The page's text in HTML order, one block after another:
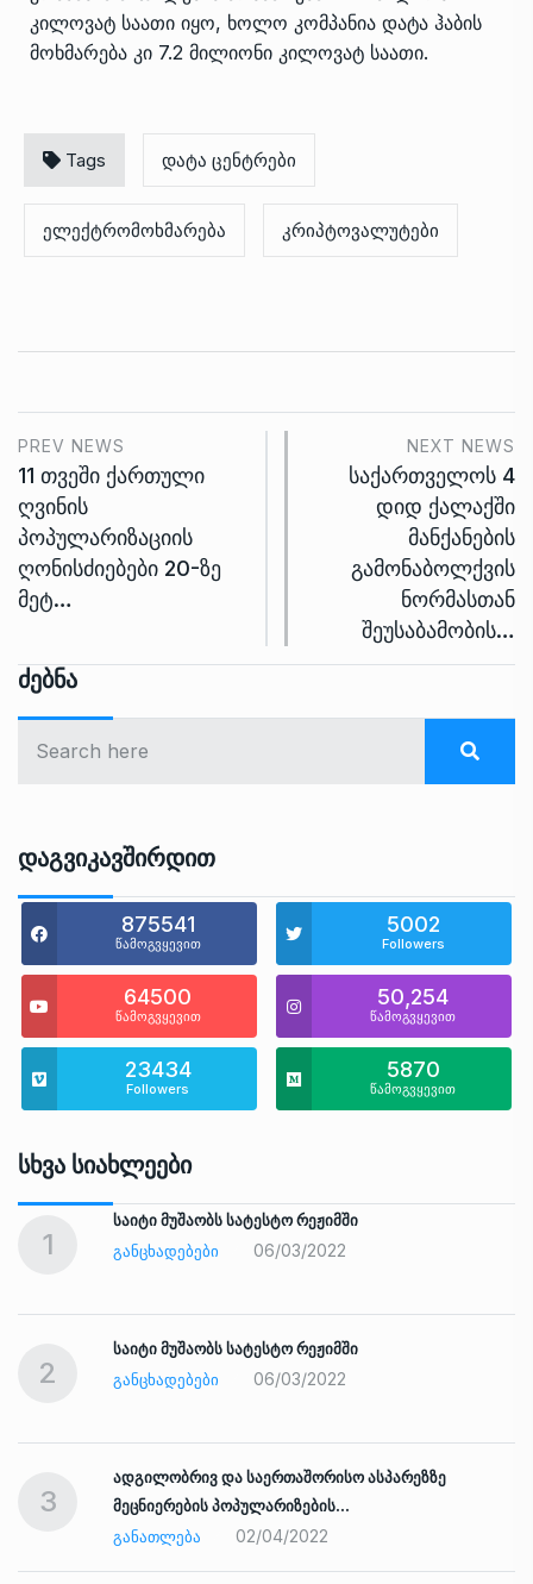
კილოვატ საათი იყო, ხოლო კომპანია დატა ჰაბის
მოხმარება კი 7.2 მილიონი კილოვატ საათი.
Tags დატა ცენტრები
ელექტრომოხმარება კრიპტოვალუტები
PREV NEWS
11 თვეში ქართული
ღვინის
პოპულარიზაციის
ღონისძიებები 20-ზე
მეტ…
NEXT NEWS
საქართველოს 4
დიდ ქალაქში
მანქანების
გამონაბოლქვის
ნორმასთან
შეუსაბამობის…
Ძებნა
Დაგვიკავშირდით
875541
წამოგვყევით
5002
Followers
64500
წამოგვყევით
50,254
წამოგვყევით
23434
Followers
5870
წამოგვყევით
Სხვა Სიახლეები
1
საიტი მუშაობს სატესტო რეჟიმში
ᲒᲐᲜᲪᲮᲐᲓᲔᲑᲔᲑᲘ
06/03/2022
2
საიტი მუშაობს სატესტო რეჟიმში
ᲒᲐᲜᲪᲮᲐᲓᲔᲑᲔᲑᲘ
06/03/2022
3
ადგილობრივ და საერთაშორისო ასპარეზზე
მეცნიერების პოპულარიზების…
ᲒᲐᲜᲐᲗᲚᲔᲑᲐ
02/04/2022